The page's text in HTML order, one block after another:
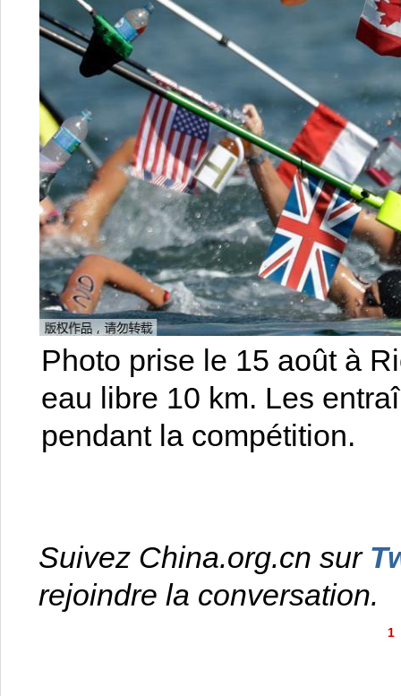
Photo prise le 15 août à
eau libre 10 km. Les
pendant la compétition.
Suivez China.org.cn sur
rejoindre la conversation.
1